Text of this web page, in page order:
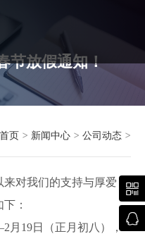
节放假通知！
首页 > 新闻中心 > 公司动态 >
对我们的支持与厚爱！
：
19日（正月初八），

